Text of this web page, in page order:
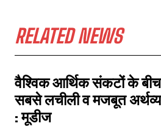
RELATED NEWS
वैश्विक आर्थिक संकटों के
सबसे लचीली व मजबूत
: मूडीज